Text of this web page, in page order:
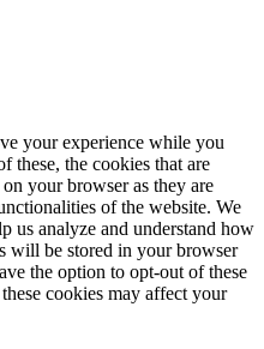
your experience while you
these, the cookies that are
your browser as they are
of the website. We
us analyze and understand how
will be stored in your browser
the option to opt-out of these
cookies may affect your